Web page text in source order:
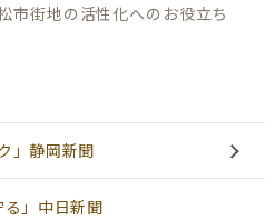
市街地の活性化へのお役立ち
」静岡新聞
る」中日新聞